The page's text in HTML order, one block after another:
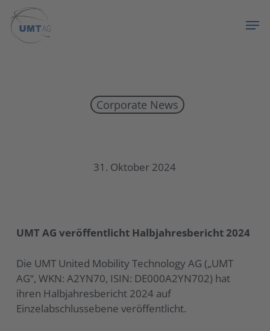
main
Corporate News
31. Oktober 2024
UMT AG veröffentlicht Halbjahresbericht 2024
Die UMT United Mobility Technology AG („UMT
AG“, WKN: A2YN70, ISIN: DE000A2YN702) hat
ihren Halbjahresbericht 2024 auf
Einzelabschlussebene veröffentlicht.